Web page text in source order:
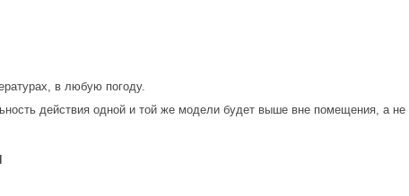
в любую погоду.
действия одной и той же модели будет выше вне помещения, а не